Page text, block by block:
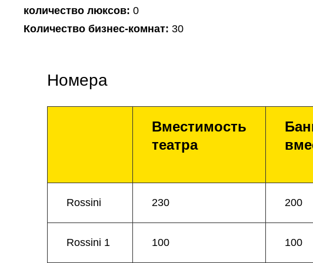
количество люксов: 0
Количество бизнес-комнат: 30
Номера
Вместимость
театра
Rossini 230 200
Rossini 1 100 100